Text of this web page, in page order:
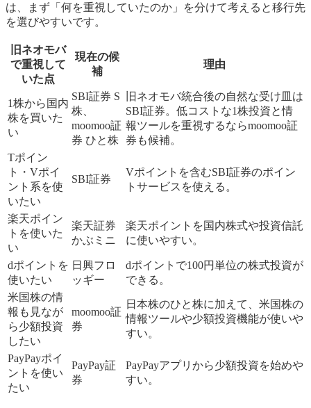
は、まず「何を重視していたのか」を分けて考えると移行先
を選びやすいです。
旧ネオモバ
で重視して
いた点
現在の候
補
理由
1株から国内
株を買いた
い
SBI証券 S
株、
moomoo証
券 ひと株
旧ネオモバ統合後の自然な受け皿は
SBI証券。低コストな1株投資と情
報ツールを重視するならmoomoo証
券も候補。
Tポイン
ト・Vポイ
ント系を使
いたい
SBI証券
Vポイントを含むSBI証券のポイン
トサービスを使える。
楽天ポイン
トを使いた
い
楽天証券
かぶミニ
楽天ポイントを国内株式や投資信託
に使いやすい。
dポイントを
使いたい
日興フロ
ッギー
dポイントで100円単位の株式投資が
できる。
米国株の情
報も見なが
ら少額投資
したい
moomoo証
券
日本株のひと株に加えて、米国株の
情報ツールや少額投資機能が使いや
すい。
PayPayポイ
ントを使い
たい
PayPay証
券
PayPayアプリから少額投資を始めや
すい。